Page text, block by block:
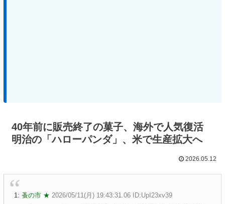
40年前に販売終了の菓子、海外で人気復活
明治の「ハローパンダ」、米で生産拡大へ
2026.05.12
1: 蚤の市 ★ 2026/05/11(月) 19:43:31.06 ID:UpI23xv39